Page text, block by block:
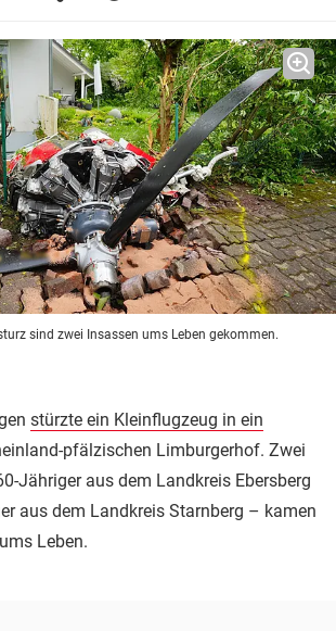
sind zwei Insassen ums Leben gekommen.
stürzte ein Kleinflugzeug in ein
pfälzischen Limburgerhof. Zwei
Jähriger aus dem Landkreis Ebersberg
aus dem Landkreis Starnberg – kamen
Leben.